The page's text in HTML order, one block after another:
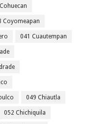
Coyomeapan
041 Cuautempan
049 Chiautla
052 Chichiquila